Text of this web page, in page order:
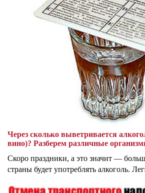
Через сколько выветривается
вино)? Разберем различные
Скоро праздники, а это значит —
страны будет употреблять алкоголь.